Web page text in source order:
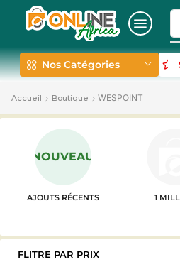
Nos Catégories
Accueil Boutique WESPOINT
NOUVEAU
AJOUTS RÉCENTS 1
FLITRE PAR PRIX